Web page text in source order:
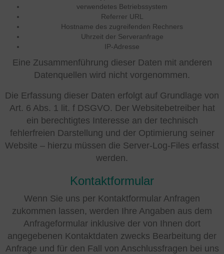
verwendetes Betriebssystem
Referrer URL
Hostname des zugreifenden Rechners
Uhrzeit der Serveranfrage
IP-Adresse
Eine Zusammenführung dieser Daten mit anderen
Datenquellen wird nicht vorgenommen.
Die Erfassung dieser Daten erfolgt auf Grundlage von
Art. 6 Abs. 1 lit. f DSGVO. Der Websitebetreiber hat
ein berechtigtes Interesse an der technisch
fehlerfreien Darstellung und der Optimierung seiner
Website – hierzu müssen die Server-Log-Files erfasst
werden.
Kontaktformular
Wenn Sie uns per Kontaktformular Anfragen
zukommen lassen, werden Ihre Angaben aus dem
Anfrageformular inklusive der von Ihnen dort
angegebenen Kontaktdaten zwecks Bearbeitung der
Anfrage und für den Fall von Anschlussfragen bei uns